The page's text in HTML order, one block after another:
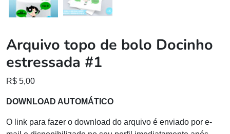
Arquivo topo de bolo Docinho
estressada #1
R$ 5,00
DOWNLOAD AUTOMÁTICO
O link para fazer o download do arquivo é enviado por e-